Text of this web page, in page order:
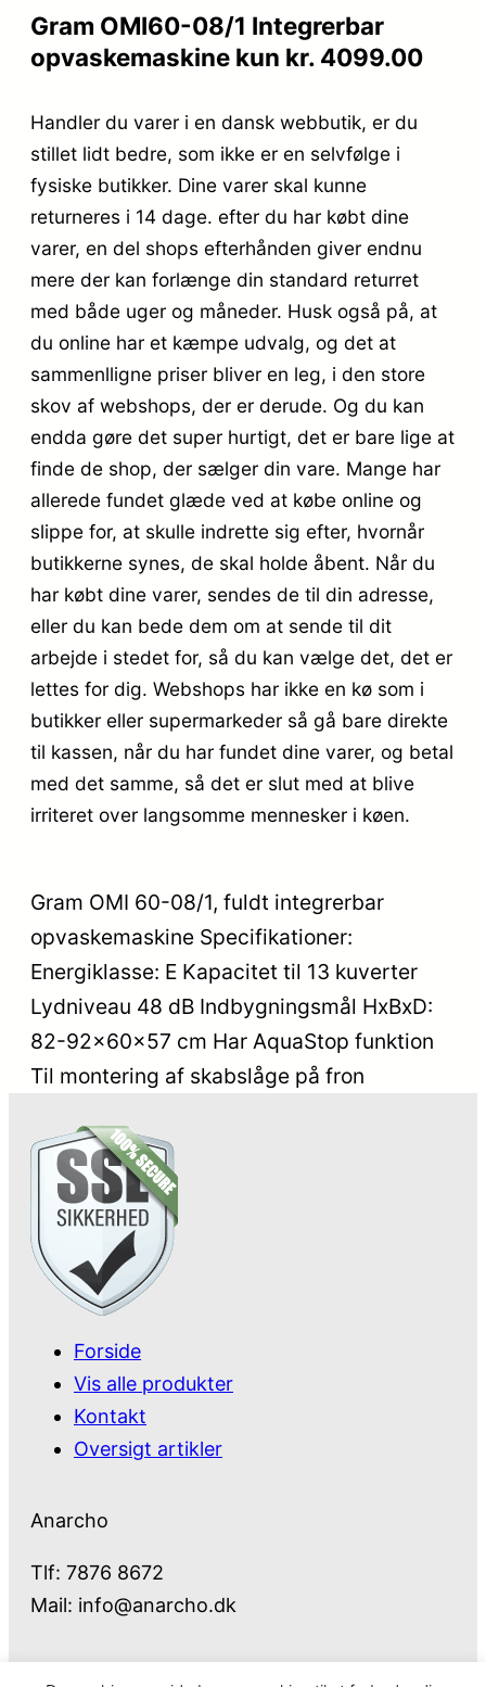
Gram OMI60-08/1 Integrerbar
opvaskemaskine kun kr. 4099.00
Handler du varer i en dansk webbutik, er du
stillet lidt bedre, som ikke er en selvfølge i
fysiske butikker. Dine varer skal kunne
returneres i 14 dage. efter du har købt dine
varer, en del shops efterhånden giver endnu
mere der kan forlænge din standard returret
med både uger og måneder. Husk også på, at
du online har et kæmpe udvalg, og det at
sammenlligne priser bliver en leg, i den store
skov af webshops, der er derude. Og du kan
endda gøre det super hurtigt, det er bare lige at
finde de shop, der sælger din vare. Mange har
allerede fundet glæde ved at købe online og
slippe for, at skulle indrette sig efter, hvornår
butikkerne synes, de skal holde åbent. Når du
har købt dine varer, sendes de til din adresse,
eller du kan bede dem om at sende til dit
arbejde i stedet for, så du kan vælge det, det er
lettes for dig. Webshops har ikke en kø som i
butikker eller supermarkeder så gå bare direkte
til kassen, når du har fundet dine varer, og betal
med det samme, så det er slut med at blive
irriteret over langsomme mennesker i køen.
Gram OMI 60-08/1, fuldt integrerbar
opvaskemaskine Specifikationer:
Energiklasse: E Kapacitet til 13 kuverter
Lydniveau 48 dB Indbygningsmål HxBxD:
82-92x60x57 cm Har AquaStop funktion
Til montering af skabslåge på fron
Forside
Vis alle produkter
Kontakt
Oversigt artikler
Anarcho
Tlf: 7876 8672
Mail: info@anarcho.dk